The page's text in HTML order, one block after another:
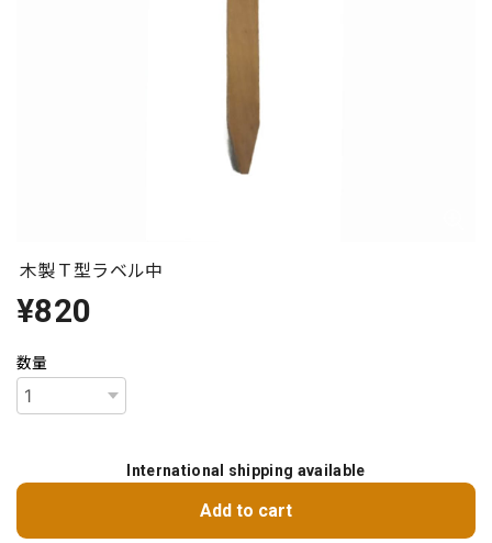
木製Ｔ型ラベル中
¥820
数量
International shipping available
Add to cart